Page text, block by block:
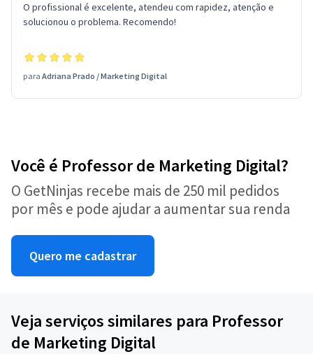
O profissional é excelente, atendeu com rapidez, atenção e
solucionou o problema. Recomendo!
para Adriana Prado /Marketing Digital
Você é Professor de Marketing Digital?
O GetNinjas recebe mais de 250 mil pedidos
por mês e pode ajudar a aumentar sua renda
Quero me cadastrar
Veja serviços similares para Professor
de Marketing Digital